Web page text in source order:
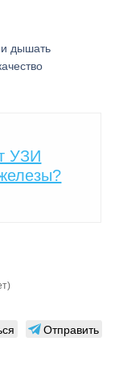
и дышать
УЗИ
Отправить